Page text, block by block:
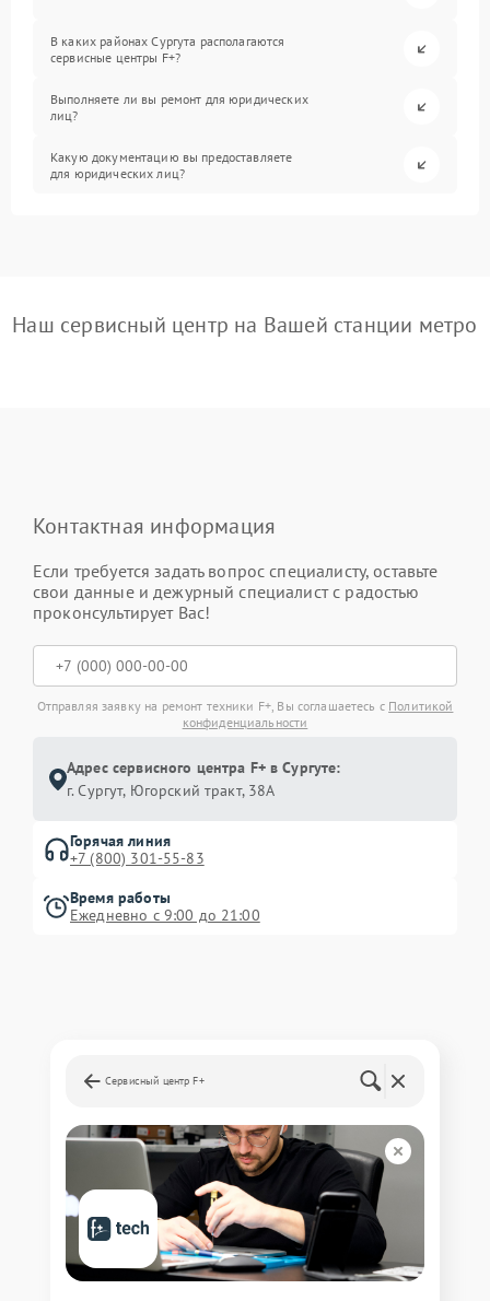
В каких районах Сургута располагаются
сервисные центры F+?
Выполняете ли вы ремонт для юридических
лиц?
Какую документацию вы предоставляете
для юридических лиц?
Наш сервисный центр на Вашей станции метро
Контактная информация
Если требуется задать вопрос специалисту, оставьте
свои данные и дежурный специалист с радостью
проконсультирует Вас!
Отправляя заявку на ремонт техники F+, Вы соглашаетесь с Политикой
конфиденциальности
Адрес сервисного центра F+ в Сургуте:
г. Сургут, Югорский тракт, 38А
Горячая линия
+7 (800) 301-55-83
Время работы
Ежедневно с 9:00 до 21:00
Сервисный центр F+